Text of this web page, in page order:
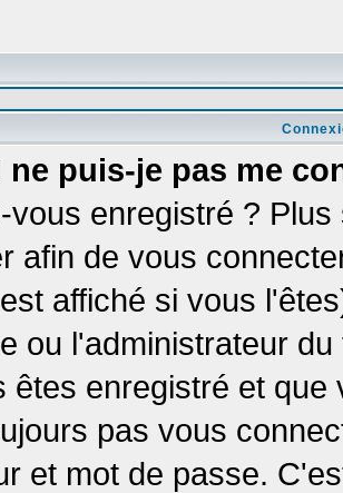
ne puis-je pas me
vous enregistré ?
afin de vous
affiché si vous
ou l'administrateur
êtes enregistré et
pas vous
et mot de passe.